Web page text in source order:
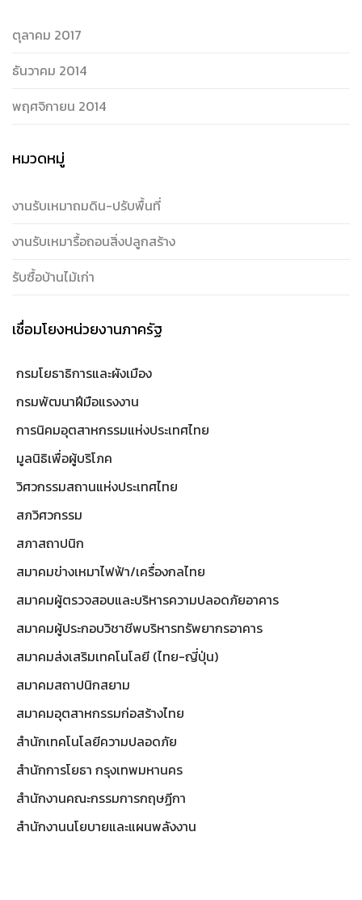
ตุลาคม 2017
ธันวาคม 2014
พฤศจิกายน 2014
หมวดหมู่
งานรับเหมาถมดิน-ปรับพื้นที่
งานรับเหมารื้อถอนสิ่งปลูกสร้าง
รับซื้อบ้านไม้เก่า
เชื่อมโยงหน่วยงานภาครัฐ
กรมโยธาธิการและผังเมือง
กรมพัฒนาฝีมือแรงงาน
การนิคมอุตสาหกรรมแห่งประเทศไทย
มูลนิธิเพื่อผู้บริโภค
วิศวกรรมสถานแห่งประเทศไทย
สภวิศวกรรม
สภาสถาปนิก
สมาคมข่างเหมาไฟฟ้า/เครื่องกลไทย
สมาคมผู้ตรวจสอบและบริหารความปลอดภัยอาคาร
สมาคมผู้ประกอบวิชาชีพบริหารทรัพยากรอาคาร
สมาคมส่งเสริมเทคโนโลยี (ไทย-ญี่ปุ่น)
สมาคมสถาปนิกสยาม
สมาคมอุตสาหกรรมก่อสร้างไทย
สำนักเทคโนโลยีความปลอดภัย
สำนักการโยธา กรุงเทพมหานคร
สำนักงานคณะกรรมการกฤษฏีกา
สำนักงานนโยบายและแผนพลังงาน